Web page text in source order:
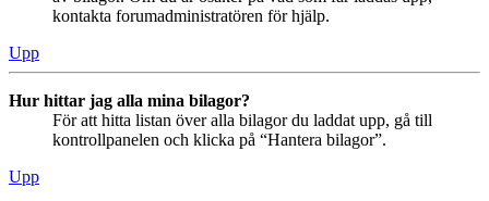
kontakta forumadministratören för hjälp.
Upp
Hur hittar jag alla mina bilagor?
För att hitta listan över alla bilagor du laddat upp, gå till
kontrollpanelen och klicka på “Hantera bilagor”.
Upp